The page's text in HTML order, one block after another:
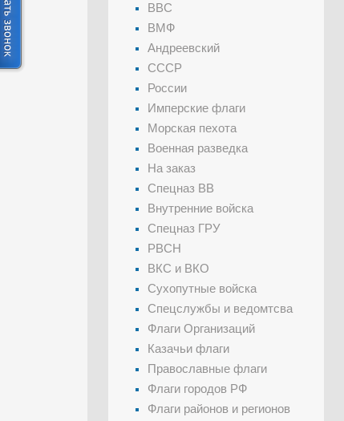
ВВС
ВМФ
Андреевский
СССР
России
Имперские флаги
Морская пехота
Военная разведка
На заказ
Спецназ ВВ
Внутренние войска
Спецназ ГРУ
РВСН
ВКС и ВКО
Сухопутные войска
Спецслужбы и ведомтсва
Флаги Организаций
Казачьи флаги
Православные флаги
Флаги городов РФ
Флаги районов и регионов